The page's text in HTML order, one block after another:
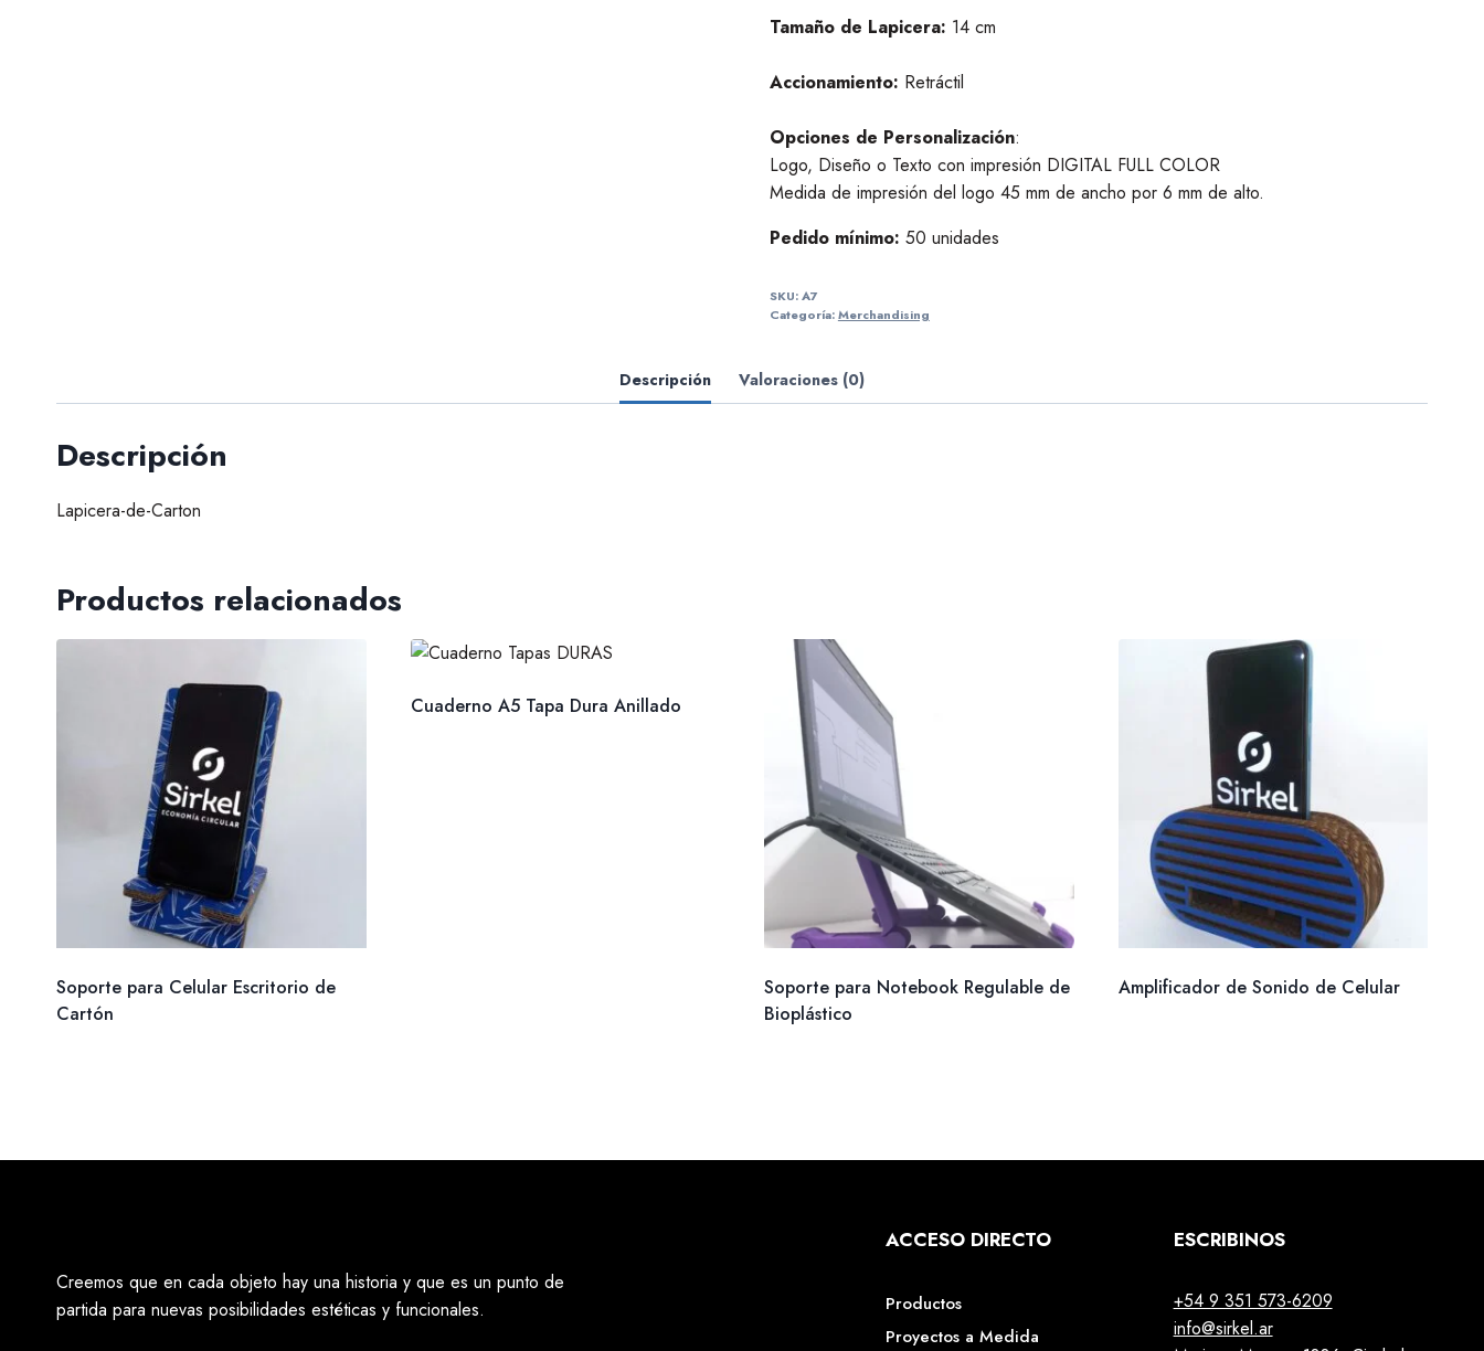
Tamaño de Lapicera: 14 cm
Accionamiento: Retráctil
Opciones de Personalización:
Logo, Diseño o Texto con impresión DIGITAL FULL COLOR
Medida de impresión del logo 45 mm de ancho por 6 mm de alto.
Pedido mínimo: 50 unidades
SKU:A7
Categoría:Merchandising
Descripción Valoraciones (0)
Descripción
Lapicera-de-Carton
Productos relacionados
Soporte para Celular Escritorio de
Cartón
Cuaderno A5 Tapa Dura Anillado
Soporte para Notebook Regulable de
Bioplástico
Amplificador de Sonido de Celular
Creemos que en cada objeto hay una historia y que es un punto de
partida para nuevas posibilidades estéticas y funcionales.
ACCESO DIRECTO
Productos
Proyectos a Medida
ESCRIBINOS
+54 9 351 573-6209
info@sirkel.ar